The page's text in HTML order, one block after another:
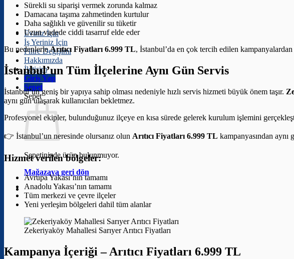
Eviniz İçin
İş Yeriniz İçin
Filtre Değişimi
Hakkımızda
İletişim
Giriş Yap
Sepet
Sepet
Sepetinizde ürün bulunmuyor.
Mağazaya geri dön
Sürekli su siparişi vermek zorunda kalmaz
Damacana taşıma zahmetinden kurtulur
Daha sağlıklı ve güvenilir su tüketir
Uzun vadede ciddi tasarruf elde eder
Bu nedenlerleArıtıcı Fiyatları 6.999 TL, İstanbul’da en çok tercih edilen
İstanbul’un Tüm İlçelerine Aynı Gün Servis
İstanbul’un geniş bir yapıya sahip olması nedeniyle hızlı servis hizmeti büyük önem taşır.
aynı gün ulaşarak kullanıcıları bekletmez.
Profesyonel ekipler, bulunduğunuz ilçeye en kısa sürede gelerek kurulum işlemini
👉 İstanbul’un neresinde olursanız olun Arıtıcı Fiyatları 6.999 TL kampanyasından
Hizmet verilen bölgeler:
Avrupa Yakası’nın tamamı
Anadolu Yakası’nın tamamı
Tüm merkezi ve çevre ilçeler
Yeni yerleşim bölgeleri dahil tüm alanlar
Zekeriyaköy Mahallesi Sarıyer Arıtıcı Fiyatları
Kampanya İçeriği –Arıtıcı Fiyatları 6.999 TL